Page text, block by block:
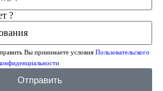
?
Вы принимаете условия Пользовательского
Отправить